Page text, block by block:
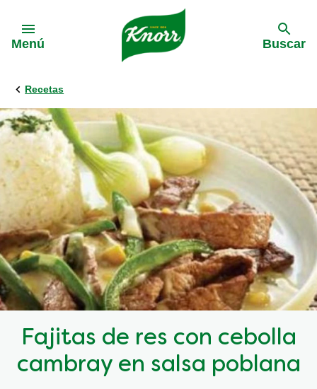
Menú Buscar
Recetas
Fajitas de res con cebolla
cambray en salsa poblana